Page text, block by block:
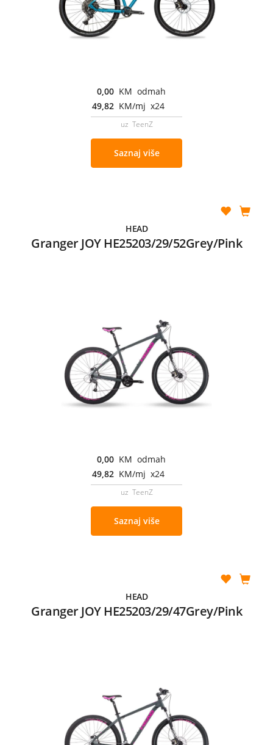
0,00 KM odmah
49,82 KM/mj x24
uz TeenZ
Saznaj više
HEAD
Granger JOY HE25203/29/52Grey/Pink
0,00 KM odmah
49,82 KM/mj x24
uz TeenZ
Saznaj više
HEAD
Granger JOY HE25203/29/47Grey/Pink